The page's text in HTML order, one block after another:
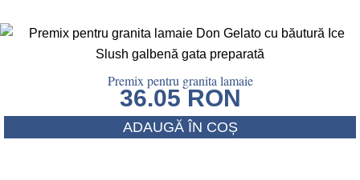
Premix pentru granita lamaie
36.05RON
ADAUGĂ ÎN COȘ